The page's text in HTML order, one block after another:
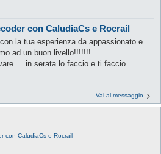
con CaludiaCs e Rocrail
la tua esperienza da appassionato e
ad un buon livello!!!!!!!
serata lo faccio e ti faccio
Vai al messaggio
con CaludiaCs e Rocrail